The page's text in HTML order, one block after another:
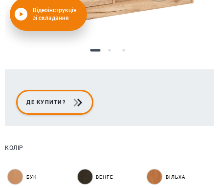
Відеоінструкція
зі складання
ДЕ КУПИТИ?
КОЛІР
БУК ВЕНГЕ ВІЛЬХА